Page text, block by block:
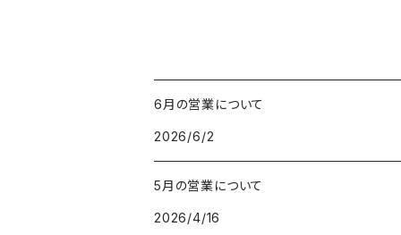
6月の営業について
2026/6/2
5月の営業について
2026/4/16